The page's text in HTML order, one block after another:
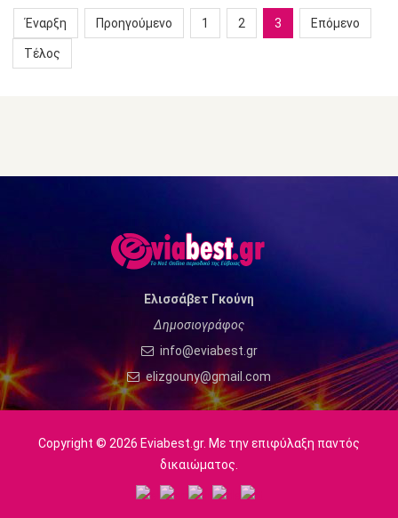
Έναρξη Προηγούμενο 1 2 3 Επόμενο
Τέλος
Ελισσάβετ Γκούνη
Δημοσιογράφος
info@eviabest.gr
elizgouny@gmail.com
Copyright © 2026 Eviabest.gr. Με την επιφύλαξη παντός
δικαιώματος.